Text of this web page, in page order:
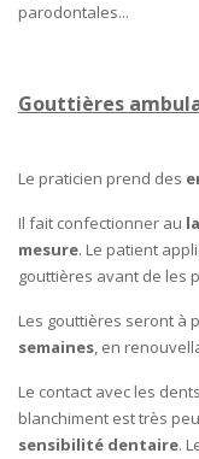
parodontales...
Gouttières
Le praticien prend des
Il fait confectionner au
mesure. Le patient
gouttières avant de les
Les gouttières seront à
semaines, en
Le contact avec les
blanchiment est très
sensibilité dentaire.